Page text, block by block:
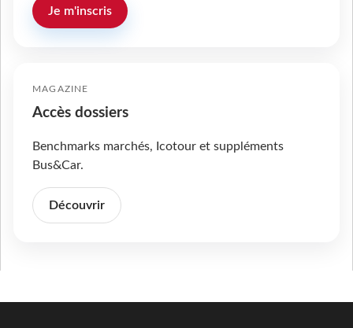
Je m'inscris
MAGAZINE
Accès dossiers
Benchmarks marchés, Icotour et suppléments
Bus&Car.
Découvrir